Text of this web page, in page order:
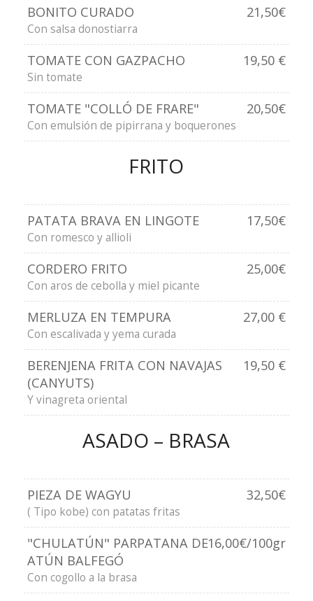
BONITO CURADO 21,50€
Con salsa donostiarra
TOMATE CON GAZPACHO 19,50 €
Sin tomate
TOMATE "COLLÓ DE FRARE" 20,50€
Con emulsión de pipirrana y boquerones
FRITO
PATATA BRAVA EN LINGOTE 17,50€
Con romesco y allioli
CORDERO FRITO 25,00€
Con aros de cebolla y miel picante
MERLUZA EN TEMPURA 27,00 €
Con escalivada y yema curada
BERENJENA FRITA CON NAVAJAS
(CANYUTS)
19,50 €
Y vinagreta oriental
ASADO – BRASA
PIEZA DE WAGYU 32,50€
( Tipo kobe) con patatas fritas
"CHULATÚN" PARPATANA DE
ATÚN BALFEGÓ
16,00€/100gr
Con cogollo a la brasa